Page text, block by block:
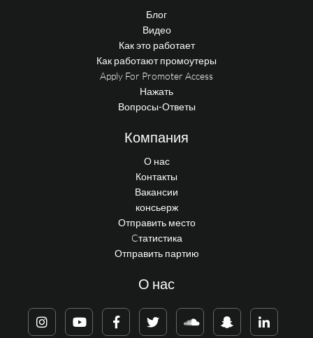
Блог
Видео
Как это работает
Как работают промоутеры
Apply For Promoter Access
Нажать
Вопросы-Ответы
Компания
О нас
Контакты
Вакансии
консьерж
Отправить место
Cтатистика
Отправить партию
О нас